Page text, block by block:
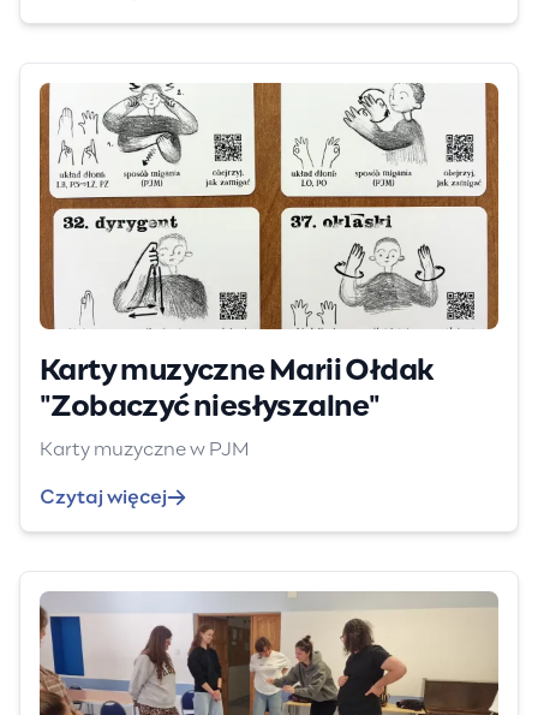
Karty muzyczne Marii Ołdak
"Zobaczyć niesłyszalne"
Karty muzyczne w PJM
Czytaj więcej